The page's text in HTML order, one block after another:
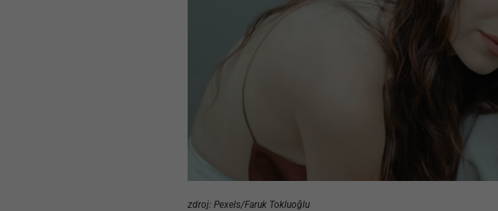
zdroj: Pexels/Faruk Tokluoğlu